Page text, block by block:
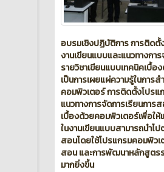
อบรมเชิงปฏิบัติการ การติดตั้
งานเขียนแบบและแนวทางกา
รายวิชาเขียนแบบเทคนิคเบื้
เป็นการเผยแผ่ความรู้ในการ
คอมพิวเตอร์ การติดตั้งโปรแ
แนวทางการจัดการเรียนการ
เบื้องด้วยคอมพิวเตอร์เพื่อใ
ในงานเขียนแบบสามารถนำไ
สอนโดยใช้โปรแกรมคอมพิวเ
สอน และการพัฒนาหลักสูตร
มากยิ่งขึ้น